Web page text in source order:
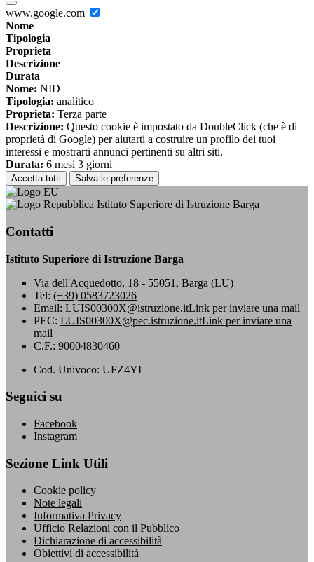
www.google.com
Nome
Tipologia
Proprieta
Descrizione
Durata
Nome: NID
Tipologia: analitico
Proprieta: Terza parte
Descrizione: Questo cookie è impostato da DoubleClick (che è di
proprietà di Google) per aiutarti a costruire un profilo dei tuoi
interessi e mostrarti annunci pertinenti su altri siti.
Durata: 6 mesi 3 giorni
Accetta tutti Salva le preferenze
Istituto Superiore di Istruzione Barga
Contatti
Istituto Superiore di Istruzione Barga
Via dell'Acquedotto, 18 - 55051, Barga (LU)
Tel: (+39) 0583723026
Email: LUIS00300X@istruzione.itLink per inviare una mail
PEC: LUIS00300X@pec.istruzione.itLink per inviare una
mail
C.F.: 90004830460
Cod. Univoco: UFZ4YI
Seguici su
Facebook
Instagram
Sezione Link Utili
Cookie policy
Note legali
Informativa Privacy
Ufficio Relazioni con il Pubblico
Dichiarazione di accessibilità
Obiettivi di accessibilità